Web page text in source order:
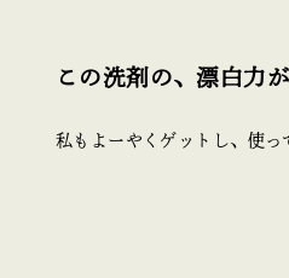
この洗剤の、漂白力
私もよーやくゲットし、使っ